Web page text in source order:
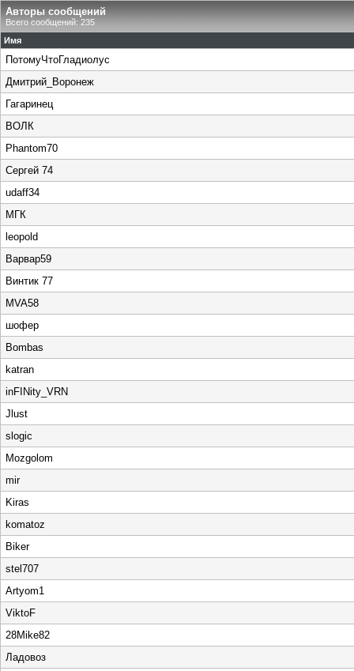
Авторы сообщений
Всего сообщений: 235
Имя
ПотомуЧтоГладиолус
Дмитрий_Воронеж
Гагаринец
ВОЛК
Phantom70
Сергей 74
udaff34
МГК
leopold
Варвар59
Винтик 77
MVA58
шофер
Bombas
katran
inFINity_VRN
Jlust
slogic
Mozgolom
mir
Kiras
komatoz
Biker
stel707
Artyom1
ViktoF
28Mike82
Ладовоз